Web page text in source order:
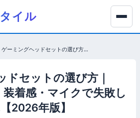
イル
ゲーミングヘッドセットの選び方｜FPSの定位感・装着感・マイクで失敗しない1台を選ぶ【2026年版】
ドセットの選び方｜
装着感・マイクで失敗し
2026年版】